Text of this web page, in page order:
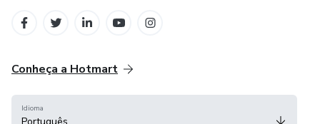
Conheça a Hotmart
Idioma